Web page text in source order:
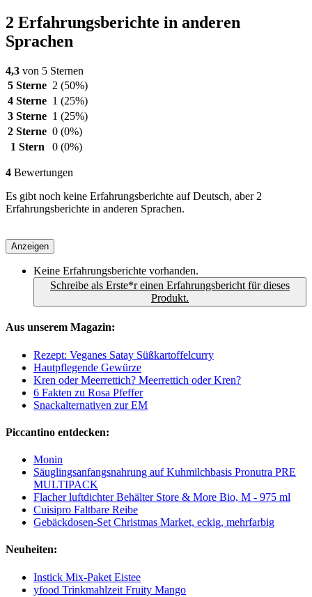
2 Erfahrungsberichte in anderen
Sprachen
4,3 von 5 Sternen
5 Sterne 2 (50%)
4 Sterne 1 (25%)
3 Sterne 1 (25%)
2 Sterne 0 (0%)
1 Stern
0 (0%)
4 Bewertungen
Es gibt noch keine Erfahrungsberichte auf Deutsch, aber 2
Erfahrungsberichte in anderen Sprachen.
Anzeigen
Keine Erfahrungsberichte vorhanden.
Schreibe als Erste*r einen Erfahrungsbericht für dieses
Produkt.
Aus unserem Magazin:
Rezept: Veganes Satay Süßkartoffelcurry
Hautpflegende Gewürze
Kren oder Meerrettich? Meerrettich oder Kren?
6 Fakten zu Rosa Pfeffer
Snackalternativen zur EM
Piccantino entdecken:
Monin
Säuglingsanfangsnahrung auf Kuhmilchbasis Pronutra PRE
MULTIPACK
Flacher luftdichter Behälter Store & More Bio, M - 975 ml
Cuisipro Faltbare Reibe
Gebäckdosen-Set Christmas Market, eckig, mehrfarbig
Neuheiten:
Instick Mix-Paket Eistee
yfood Trinkmahlzeit Fruity Mango